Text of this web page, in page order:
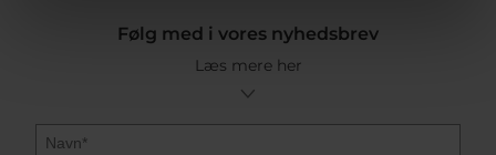
Følg med i vores nyhedsbrev
Læs mere her